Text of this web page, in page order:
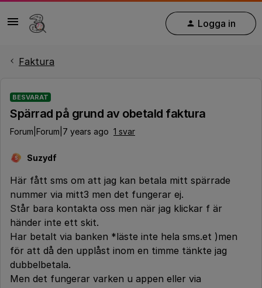
Logga in
Faktura
BESVARAT
Spärrad på grund av obetald faktura
Forum|Forum|7 years ago 1 svar
S Suzydf
Här fått sms om att jag kan betala mitt spärrade
nummer via mitt3 men det fungerar ej.
Står bara kontakta oss men när jag klickar f är
händer inte ett skit.
Har betalt via banken *läste inte hela sms.et )men
för att då den upplåst inom en timme tänkte jag
dubbelbetala.
Men det fungerar varken u appen eller via